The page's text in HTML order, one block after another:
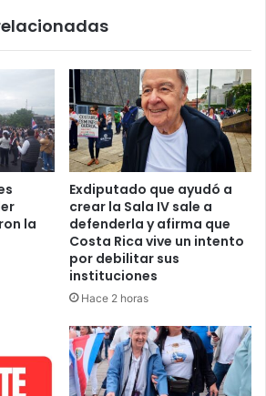
la
Exdiputado que ayudó a
crear la Sala IV sale a
defenderla y afirma que
Costa Rica vive un intento
por debilitar sus
instituciones
Hace 2 horas